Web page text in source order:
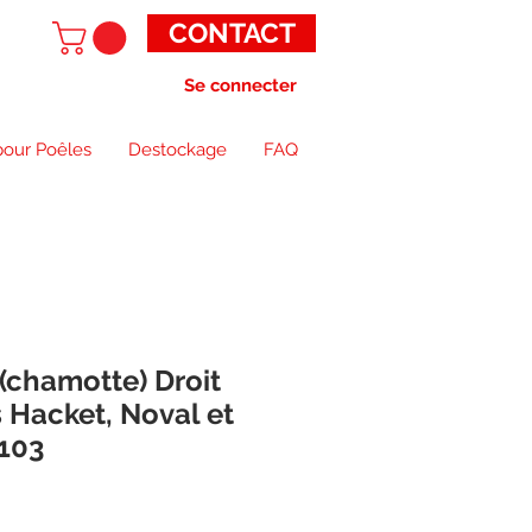
CONTACT
Se connecter
Poêles Destockage FAQ
Droit
Hacket, Noval et